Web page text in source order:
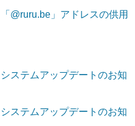
「@ruru.be」アドレスの供用
システムアップデートのお知
システムアップデートのお知